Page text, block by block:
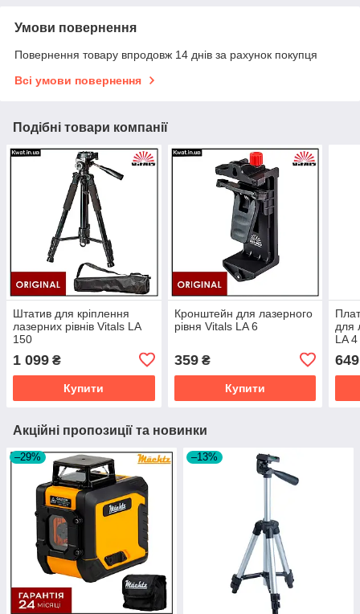
Умови повернення
Повернення товару впродовж 14 днів за рахунок покупця
Всі умови повернення
Подібні товари компанії
Штатив для кріплення
лазерних рівнів Vitals LA
150
1 099 ₴
Купити
Кронштейн для лазерного
рівня Vitals LA 6
359₴
Купити
для
LA 4
649
Акційні пропозиції та новинки
–29% –13%